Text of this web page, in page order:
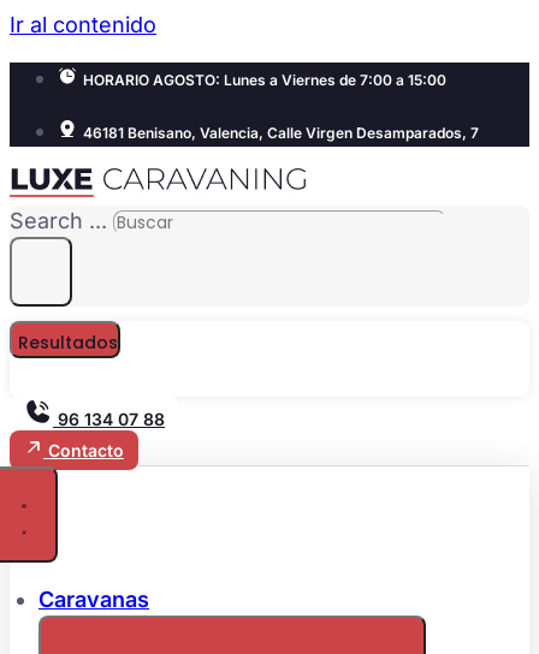
Ir al contenido
HORARIO AGOSTO: Lunes a Viernes de 7:00 a 15:00
46181 Benisano, Valencia, Calle Virgen Desamparados, 7
Search ...
Resultados
96 134 07 88
Contacto
Caravanas